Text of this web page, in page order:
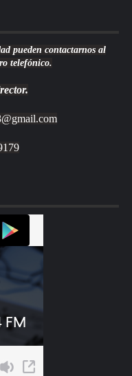
pueden contactarnos al
telefónico.